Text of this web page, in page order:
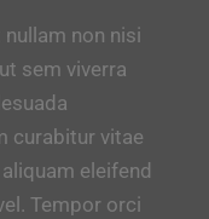
non nisi
sem viverra
curabitur vitae
eleifend
Tempor orci